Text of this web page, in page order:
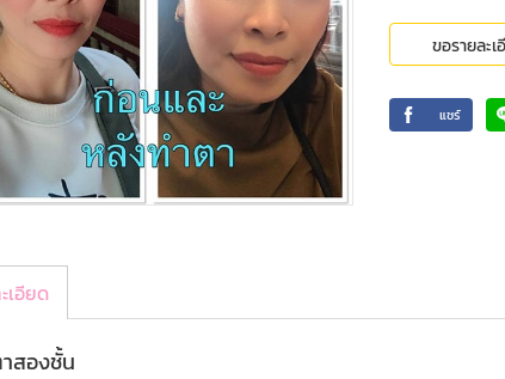
ขอรายละเ
แชร์
เอียด
สองชั้น